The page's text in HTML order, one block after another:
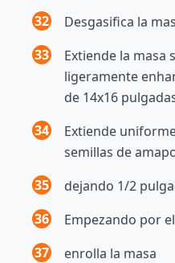
32
Desgasifica la
33
Extiende la masa
ligeramente
de 14x16
34
Extiende
semillas de
35
dejando 1/2
36
Empezando por
37
enrolla la masa